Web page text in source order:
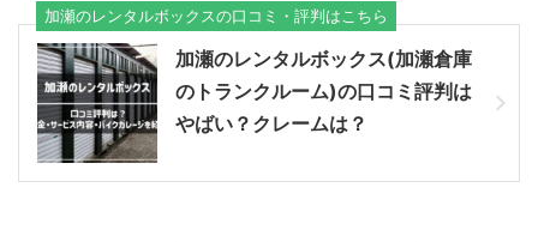
加瀬のレンタルボックス(加瀬倉庫
のトランクルーム)の口コミ評判は
やばい？クレームは？
加瀬のレンタルボックスの口コミ・評判はこちら